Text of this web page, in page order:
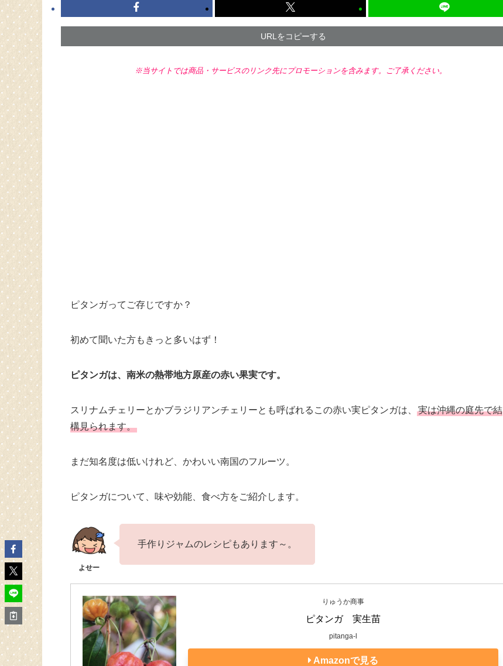
URLをコピーする
※当サイトでは商品・サービスのリンク先にプロモーションを含みます。ご了承ください。
ピタンガってご存じですか？
初めて聞いた方もきっと多いはず！
ピタンガは、南米の熱帯地方原産の赤い果実です。
スリナムチェリーとかブラジリアンチェリーとも呼ばれるこの赤い実ピタンガは、
実は沖縄の庭先で結
構見られます。
まだ知名度は低いけれど、かわいい南国のフルーツ。
ピタンガについて、味や効能、食べ方をご紹介します。
手作りジャムのレシピもあります～。
りゅうか商事
ピタンガ　実生苗
pitanga-l
Amazonで見る